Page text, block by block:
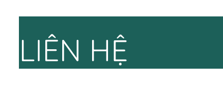
LIÊN HỆ